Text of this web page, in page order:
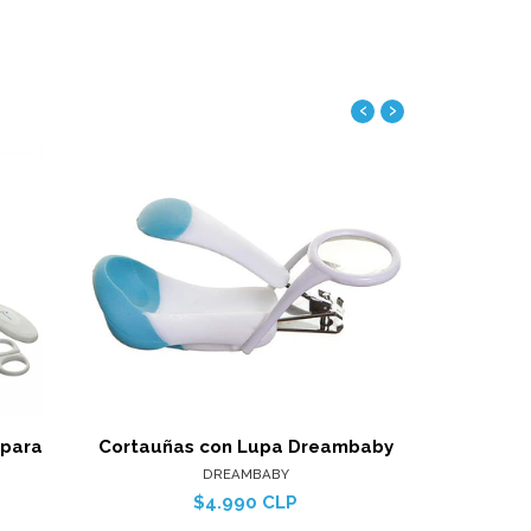
Cortauñas con Lupa Dreambaby
DREAMBABY
$4.990 CLP
Ver detalles
‹ ›